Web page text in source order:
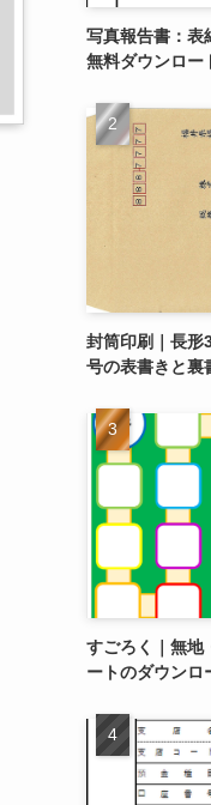
写真報告書：表
無料ダウンロー
封筒印刷｜長形
号の表書きと裏
すごろく｜無地
ートのダウンロ